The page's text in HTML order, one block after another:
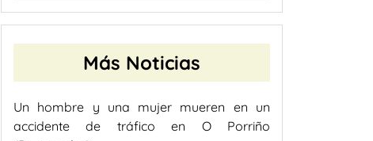
Más Noticias
Un hombre y una mujer mueren en un
accidente de tráfico en O Porriño